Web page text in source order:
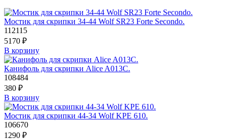
Мостик для скрипки 34-44 Wolf SR23 Forte Secondo.
112115
5170 ₽
В корзину
Канифоль для скрипки Alice A013C.
108484
380 ₽
В корзину
Мостик для скрипки 44-34 Wolf KPE 610.
106670
1290 ₽